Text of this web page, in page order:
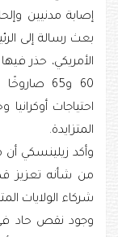
إصابة مدنيين
بعث رسالة إلى
الأمريكي، حذر
60 و65
احتياجات
المتزايدة.
وأكد زيلينسكي أن
من شأنه تعزيز
شركاء الولايات
وجود نقص حاد في